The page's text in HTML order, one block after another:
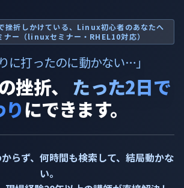
挫折しかけている、Linux初心者のあなたへ
ー（linuxセミナー・RHEL10対応）
に打ったのに動かない…」
挫折、 たった2日で
にできます。
らず、何時間も検索して、結局動かな
い。